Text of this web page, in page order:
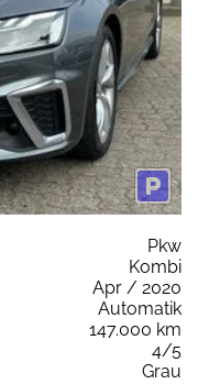
Pkw
Kombi
Apr / 2020
Automatik
147.000 km
4/5
Grau